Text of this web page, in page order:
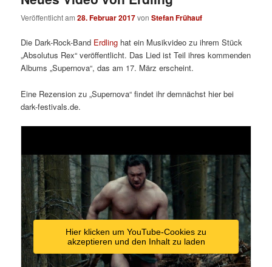
Veröffentlicht am28. Februar 2017vonStefan Frühauf
Die Dark-Rock-Band Erdling hat ein Musikvideo zu ihrem Stück
„Absolutus Rex“ veröffentlicht. Das Lied ist Teil ihres kommenden
Albums „Supernova“, das am 17. März erscheint.
Eine Rezension zu „Supernova“ findet ihr demnächst hier bei
dark-festivals.de.
Hier klicken um YouTube-Cookies zu
akzeptieren und den Inhalt zu laden